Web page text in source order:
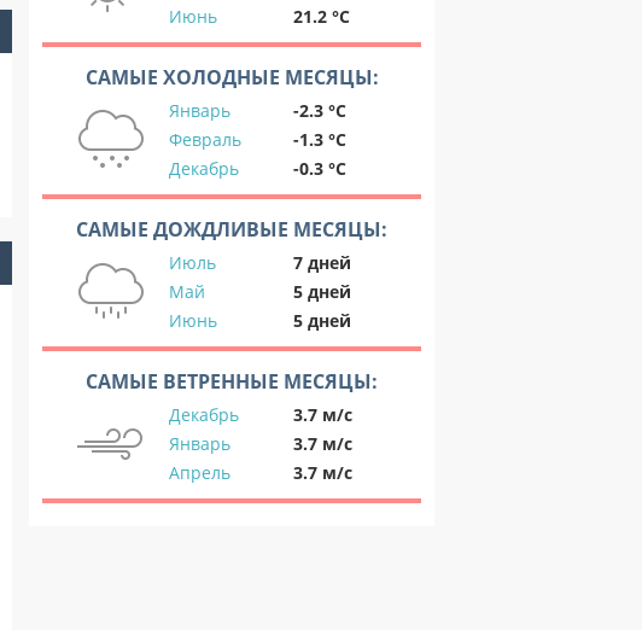
Июнь
21.2 °C
САМЫЕ ХОЛОДНЫЕ МЕСЯЦЫ:
Январь
-2.3 °C
Февраль
-1.3 °C
Декабрь
-0.3 °C
САМЫЕ ДОЖДЛИВЫЕ МЕСЯЦЫ:
Июль
7 дней
Май
5 дней
Июнь
5 дней
САМЫЕ ВЕТРЕННЫЕ МЕСЯЦЫ:
Декабрь
3.7 м/с
Январь
3.7 м/с
Апрель
3.7 м/с